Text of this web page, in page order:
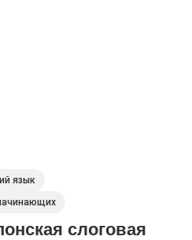
язык
слоговая